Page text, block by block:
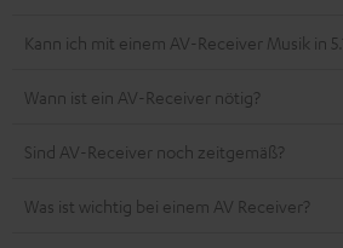
Kann ich mit einem AV-Receiver Musik in
Wann ist ein AV-Receiver nötig?
Sind AV-Receiver noch zeitgemäß?
Was ist wichtig bei einem AV Receiver?